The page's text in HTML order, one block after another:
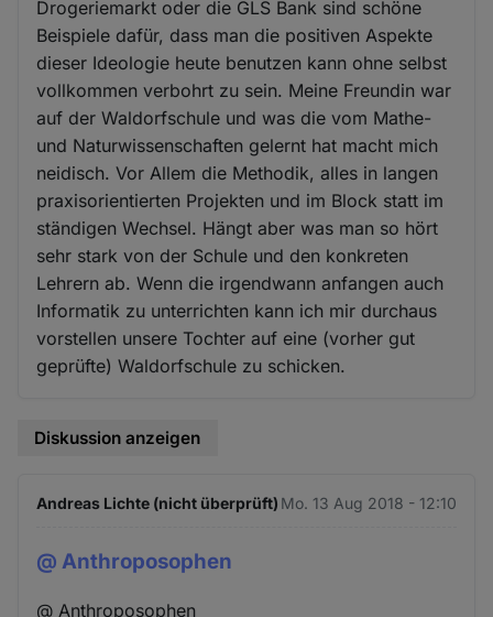
Drogeriemarkt oder die GLS Bank sind schöne
Beispiele dafür, dass man die positiven Aspekte
dieser Ideologie heute benutzen kann ohne selbst
vollkommen verbohrt zu sein. Meine Freundin war
auf der Waldorfschule und was die vom Mathe-
und Naturwissenschaften gelernt hat macht mich
neidisch. Vor Allem die Methodik, alles in langen
praxisorientierten Projekten und im Block statt im
ständigen Wechsel. Hängt aber was man so hört
sehr stark von der Schule und den konkreten
Lehrern ab. Wenn die irgendwann anfangen auch
Informatik zu unterrichten kann ich mir durchaus
vorstellen unsere Tochter auf eine (vorher gut
geprüfte) Waldorfschule zu schicken.
Diskussion anzeigen
Andreas Lichte (nicht überprüft) Mo. 13 Aug 2018 - 12:10
@ Anthroposophen
@ Anthroposophen